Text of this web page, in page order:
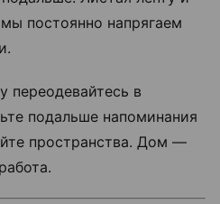
постоянно напрягаем
переодевайтесь в
подальше напоминания
пространства. Дом —